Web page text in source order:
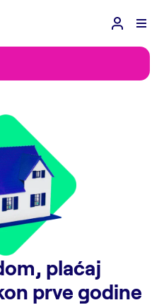
plaćaj
prve godine